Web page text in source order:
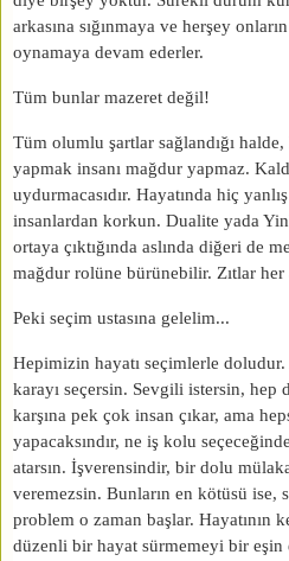
arkasına sığınmaya ve herşey
oynamaya devam ederler.
Tüm bunlar mazeret değil!
Tüm olumlu şartlar sağlandığı
yapmak insanı mağdur yapmaz.
uydurmacasıdır. Hayatında hiç
insanlardan korkun. Dualite yada
ortaya çıktığında aslında diğeri de
mağdur rolüne bürünebilir. Zıtlar
Peki seçim ustasına gelelim...
Hepimizin hayatı seçimlerle
karayı seçersin. Sevgili istersin, hep
karşına pek çok insan çıkar, ama
yapacaksındır, ne iş kolu
atarsın. İşverensindir, bir dolu
veremezsin. Bunların en kötüsü ise,
problem o zaman başlar. Hayatının
düzenli bir hayat sürmemeyi bir eşin